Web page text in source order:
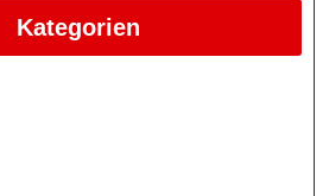
Kategorien